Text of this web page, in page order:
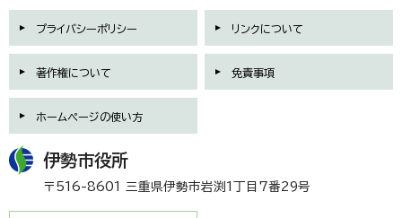
プライバシーポリシー リンクについて
著作権について 免責事項
ホームページの使い方
伊勢市役所
〒516-8601 三重県伊勢市岩渕1丁目7番29号